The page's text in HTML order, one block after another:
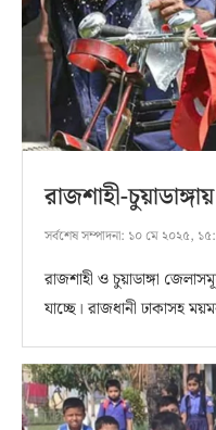
রাজশাহী-
সর্বশেষ সম্পাদনা: ১০ মে ২০২৫,
রাজশাহী ও চুয়াডাঙ্গা
যাচ্ছে। রাজধানী ঢাকাসহ